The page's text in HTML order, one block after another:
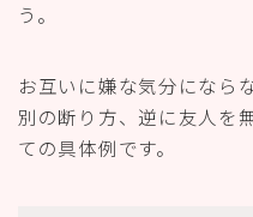
う。
お互いに嫌な気分になら
別の断り方、逆に友人を
ての具体例です。